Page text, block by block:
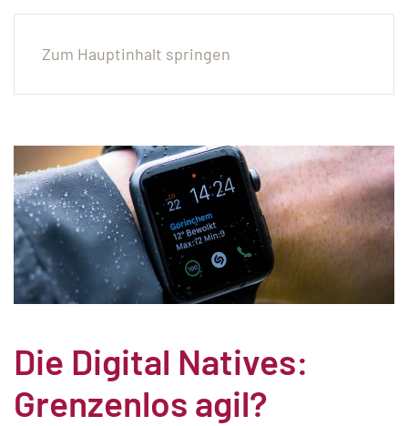
Zum Hauptinhalt springen
Die Digital Natives:
Grenzenlos agil?